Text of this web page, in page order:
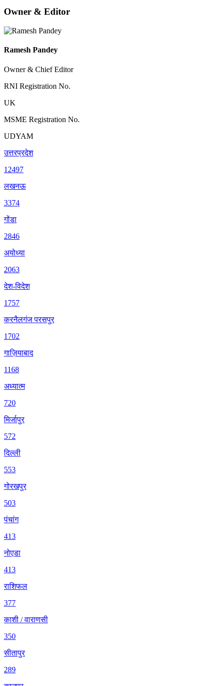
Owner & Editor
Ramesh Pandey
Owner & Chief Editor
RNI Registration No.
UK
MSME Registration No.
UDYAM
उत्तरप्रदेश
12497
लखनऊ
3374
गोंडा
2846
अयोध्या
2063
देश-विदेश
1757
करनैलगंज परसपुर
1702
गाज़ियाबाद
1168
अध्यात्म
720
मिर्जापुर
572
दिल्ली
553
गोरखपुर
503
पंचांग
413
नोएडा
413
राशिफल
377
काशी / वाराणसी
350
सीतापुर
289